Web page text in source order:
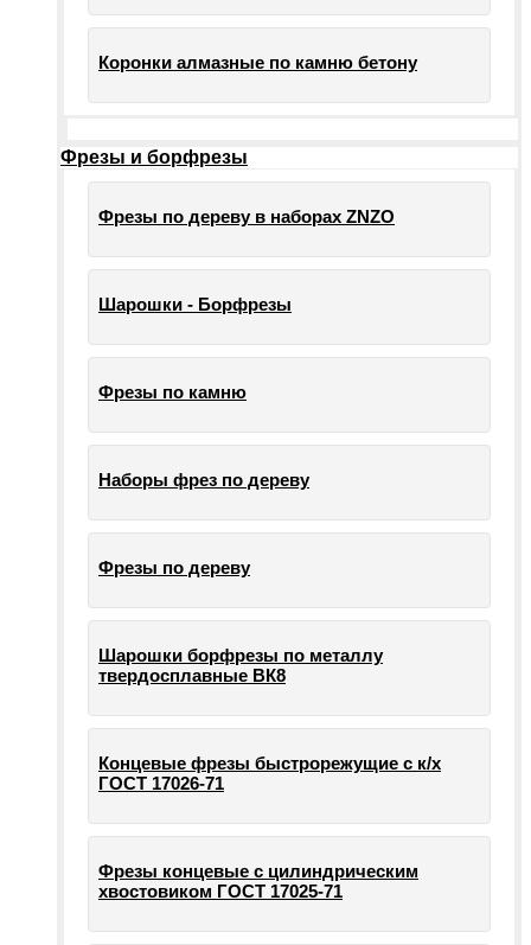
Коронки алмазные по камню бетону
Фрезы и борфрезы
Фрезы по дереву в наборах ZNZO
Шарошки - Борфрезы
Фрезы по камню
Наборы фрез по дереву
Фрезы по дереву
Шарошки борфрезы по металлу
твердосплавные ВК8
Концевые фрезы быстрорежущие с к/х
ГОСТ 17026-71
Фрезы концевые с цилиндрическим
хвостовиком ГОСТ 17025-71